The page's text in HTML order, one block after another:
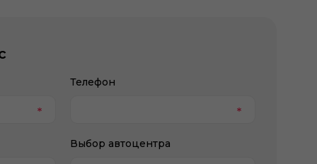
Телефон
Выбор автоцентра